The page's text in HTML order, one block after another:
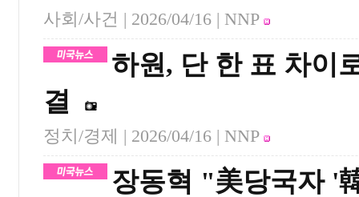
사회/사건 | 2026/04/16 | NNP
하원, 단 한 표 차이
결
정치/경제 | 2026/04/16 | NNP
장동혁 "美당국자 '